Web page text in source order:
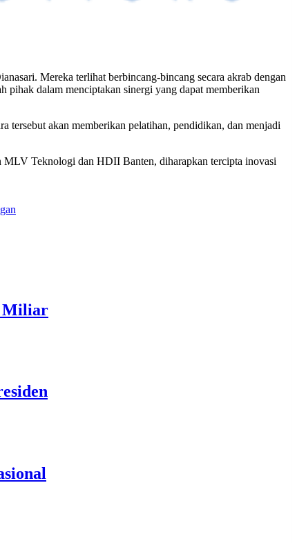
Mereka terlihat berbincang-bincang secara akrab dengan
dalam menciptakan sinergi yang dapat memberikan
akan memberikan pelatihan, pendidikan, dan menjadi
MLV Teknologi dan HDII Banten, diharapkan tercipta inovasi
Miliar